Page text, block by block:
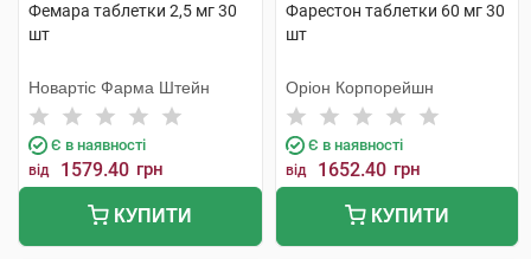
Фемара таблетки 2,5 мг 30
шт
Новартіс Фарма Штейн
Є в наявності
від 1579.40 грн
КУПИТИ
Фарестон таблетки 60 мг 30
шт
Оріон Корпорейшн
Є в наявності
від 1652.40 грн
КУПИТИ